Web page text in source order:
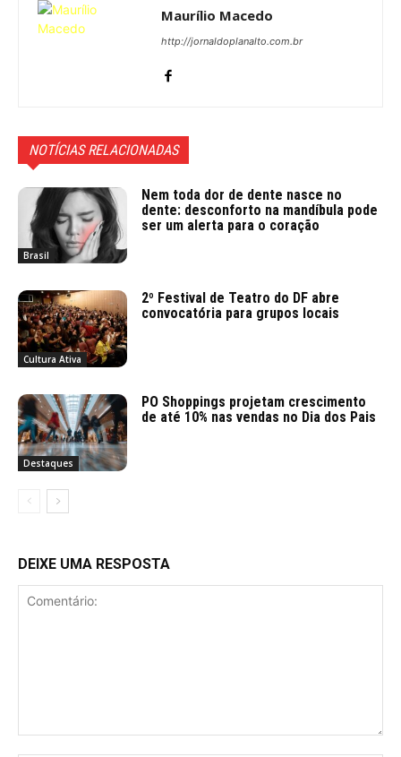
Maurílio Macedo
http://jornaldoplanalto.com.br
NOTÍCIAS RELACIONADAS
Brasil
Nem toda dor de dente nasce no
dente: desconforto na mandíbula pode
ser um alerta para o coração
Cultura Ativa
2º Festival de Teatro do DF abre
convocatória para grupos locais
Destaques
PO Shoppings projetam crescimento
de até 10% nas vendas no Dia dos Pais
DEIXE UMA RESPOSTA